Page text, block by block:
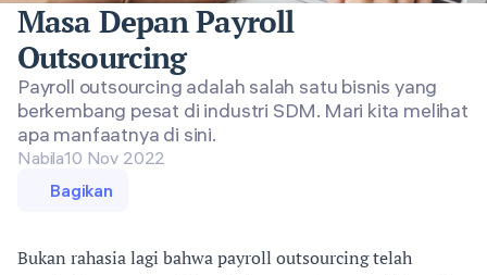
Masa Depan Payroll
Outsourcing
Payroll outsourcing adalah salah satu bisnis yang
berkembang pesat di industri SDM. Mari kita melihat
apa manfaatnya di sini.
Nabila10 Nov 2022
Bagikan
Bukan rahasia lagi bahwa payroll outsourcing telah